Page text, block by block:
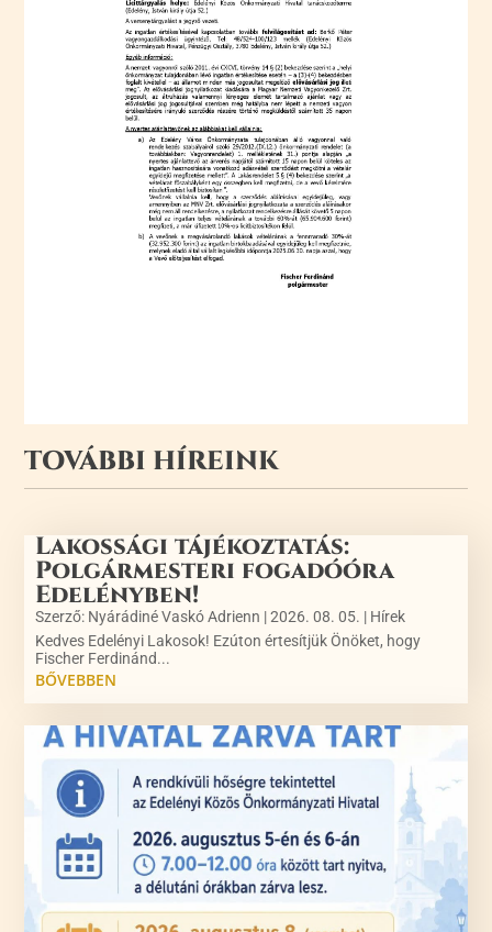
TOVÁBBI HÍREINK
Lakossági tájékoztatás:
Polgármesteri fogadóóra
Edelényben!
Szerző: Nyárádiné Vaskó Adrienn |2026. 08. 05. | Hírek
Kedves Edelényi Lakosok! Ezúton értesítjük Önöket, hogy
Fischer Ferdinánd...
BŐVEBBEN